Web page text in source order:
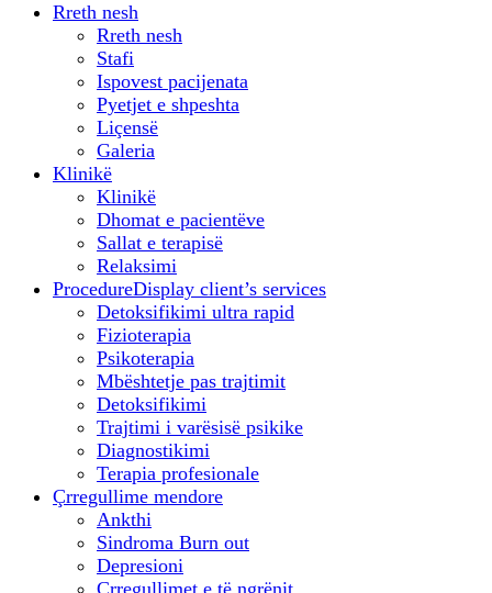
Rreth nesh
Rreth nesh
Stafi
Ispovest pacijenata
Pyetjet e shpeshta
Liçensë
Galeria
Klinikë
Klinikë
Dhomat e pacientëve
Sallat e terapisë
Relaksimi
ProcedureDisplay client’s services
Detoksifikimi ultra rapid
Fizioterapia
Psikoterapia
Mbështetje pas trajtimit
Detoksifikimi
Trajtimi i varësisë psikike
Diagnostikimi
Terapia profesionale
Çrregullime mendore
Ankthi
Sindroma Burn out
Depresioni
Çrregullimet e të ngrënit